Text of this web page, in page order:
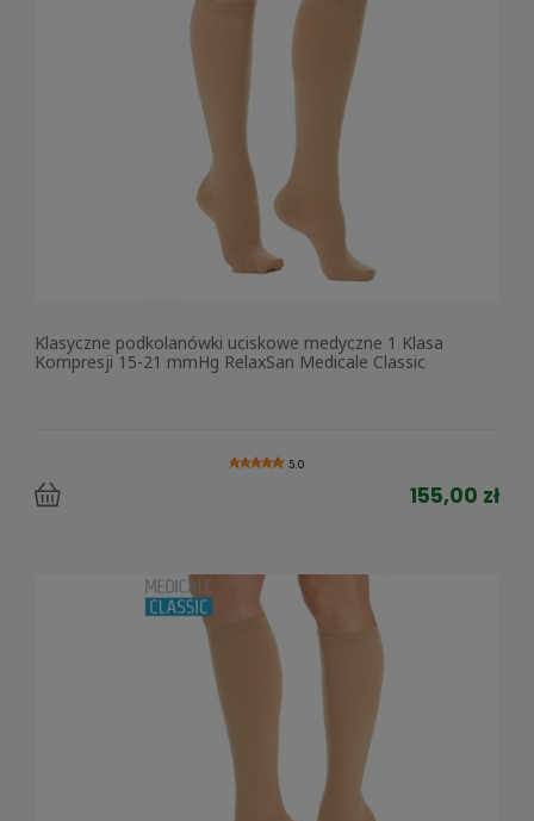
Klasyczne podkolanówki uciskowe medyczne 1 Klasa
Kompresji 15-21 mmHg RelaxSan Medicale Classic
5.0
155,00 zł